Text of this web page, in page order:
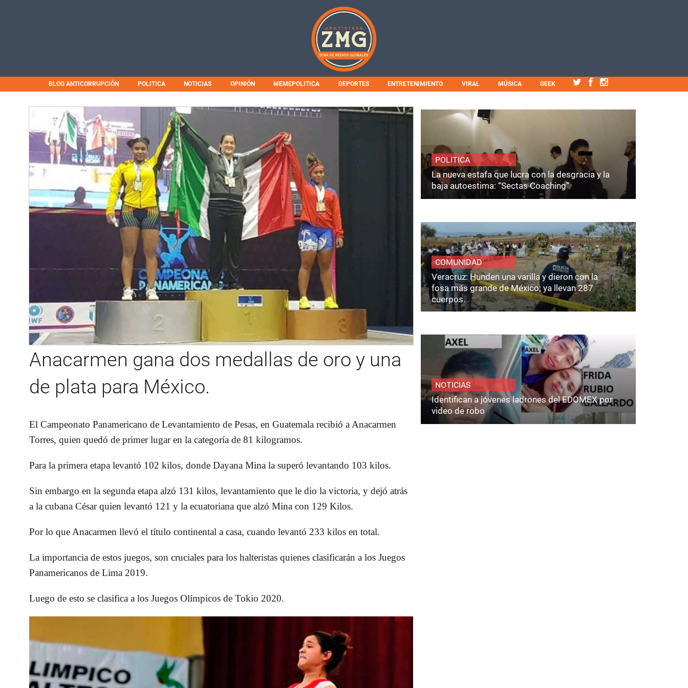
BLOG ANTICORRUPCIÓN POLITICA NOTICIAS OPINIÓN MEMEPOLITICA DEPORTES ENTRETENIMIENTO VIRAL MÚSICA GEEK
Anacarmen gana dos medallas de oro y una
de plata para México.
El Campeonato Panamericano de Levantamiento de Pesas, en Guatemala recibió a Anacarmen
Torres, quien quedó de primer lugar en la categoría de 81 kilogramos.
Para la primera etapa levantó 102 kilos, donde Dayana Mina la superó levantando 103 kilos.
Sin embargo en la segunda etapa alzó 131 kilos, levantamiento que le dio la victoria, y dejó atrás
a la cubana César quien levantó 121 y la ecuatoriana que alzó Mina con 129 Kilos.
Por lo que Anacarmen llevó el título continental a casa, cuando levantó 233 kilos en total.
La importancia de estos juegos, son cruciales para los halteristas quienes clasificarán a los Juegos
Panamericanos de Lima 2019.
Luego de esto se clasifica a los Juegos Olímpicos de Tokio 2020.
POLITICA
La nueva estafa que lucra con la desgracia y la
baja autoestima: “Sectas Coaching”
COMUNIDAD
Veracruz: Hunden una varilla y dieron con la
fosa más grande de México; ya llevan 287
cuerpos.
NOTICIAS
Identifican a jóvenes ladrones del EDOMEX por
video de robo